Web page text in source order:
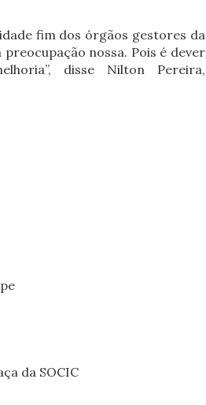
fim dos órgãos gestores da
nossa. Pois é dever
disse Nilton Pereira,
da SOCIC